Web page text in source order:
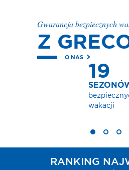
Gwarancja bezpiecznych
Z
O NAS
19
SEZONÓW
bezpiecznych
wakacji
RANKING